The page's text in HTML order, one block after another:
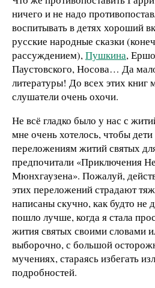
ничего и не надо
воспитывать в детях хороший
русские народные сказки
рассуждением),Пушкина,
Паустовского, Носова… Да
литературы! До всех этих книг
слушатели очень охочи.
Не всё гладко было у нас с
мне очень хотелось, чтобы
переложениям житий святых
предпочитали «Приключения
Мюнхгаузена». Пожалуй,
этих переложений страдают
написаны скучно, как будто не
пошло лучше, когда я стала
жития святых своими словами
выборочно, с большой
мучениях, стараясь избегать
подробностей.